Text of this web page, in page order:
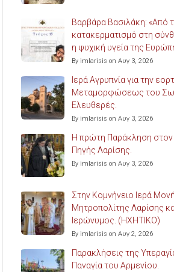
Βαρβάρα Βασιλάκη: «Από
κατακερματισμό στη
η ψυχική υγεία της
By imlarisis on Αυγ 3, 2026
Ιερά Αγρυπνία για την
Μεταμορφώσεως του
Ελευθερές.
By imlarisis on Αυγ 3, 2026
Η πρώτη Παράκληση
Πηγής Λαρίσης.
By imlarisis on Αυγ 3, 2026
Στην Κομνήνειο Ιερά
Μητροπολίτης Λαρίσης
Ιερώνυμος. (ΗΧΗΤΙΚΟ)
By imlarisis on Αυγ 2, 2026
Παρακλήσεις της
Παναγία του Αρμενίου.